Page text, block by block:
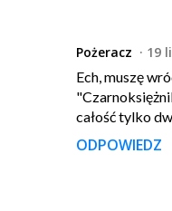
Pożeracz
19
Ech, muszę
całość tylko
ODPOWIEDZ